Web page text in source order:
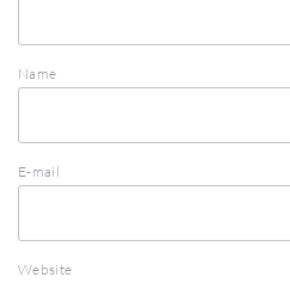
Name
E-mail
Website